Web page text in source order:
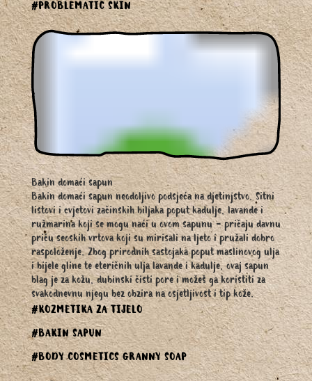
#PROBLEMATIC SKIN
Bakin domaći sapun
Bakin domaći sapun neodoljivo podsjeća na djetinjstvo. Sitni
listovi i cvjetovi začinskih biljaka poput kadulje, lavande i
ružmarina koji se mogu naći u ovom sapunu - pričaju davnu
priču seoskih vrtova koji su mirisali na ljeto i pružali dobro
raspoloženje. Zbog prirodnih sastojaka poput maslinovog ulja
i bijele gline te eteričnih ulja lavande i kadulje, ovaj sapun
blag je za kožu, dubinski čisti pore i možeš ga koristiti za
svakodnevnu njegu bez obzira na osjetljivost i tip kože.
#KOZMETIKA ZA TIJELO
#BAKIN SAPUN
#BODY COSMETICS GRANNY SOAP